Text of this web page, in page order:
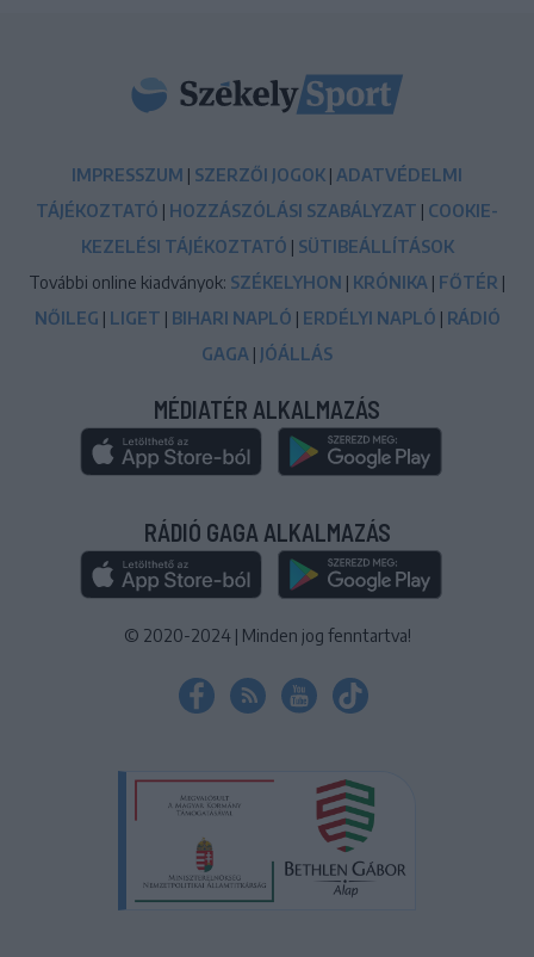
IMPRESSZUM | SZERZŐI JOGOK | ADATVÉDELMI
TÁJÉKOZTATÓ | HOZZÁSZÓLÁSI SZABÁLYZAT | COOKIE-
KEZELÉSI TÁJÉKOZTATÓ | SÜTIBEÁLLÍTÁSOK
További online kiadványok: SZÉKELYHON | KRÓNIKA | FŐTÉR |
NŐILEG | LIGET | BIHARI NAPLÓ | ERDÉLYI NAPLÓ | RÁDIÓ
GAGA | JÓÁLLÁS
MÉDIATÉR ALKALMAZÁS
RÁDIÓ GAGA ALKALMAZÁS
© 2020-2024 | Minden jog fenntartva!